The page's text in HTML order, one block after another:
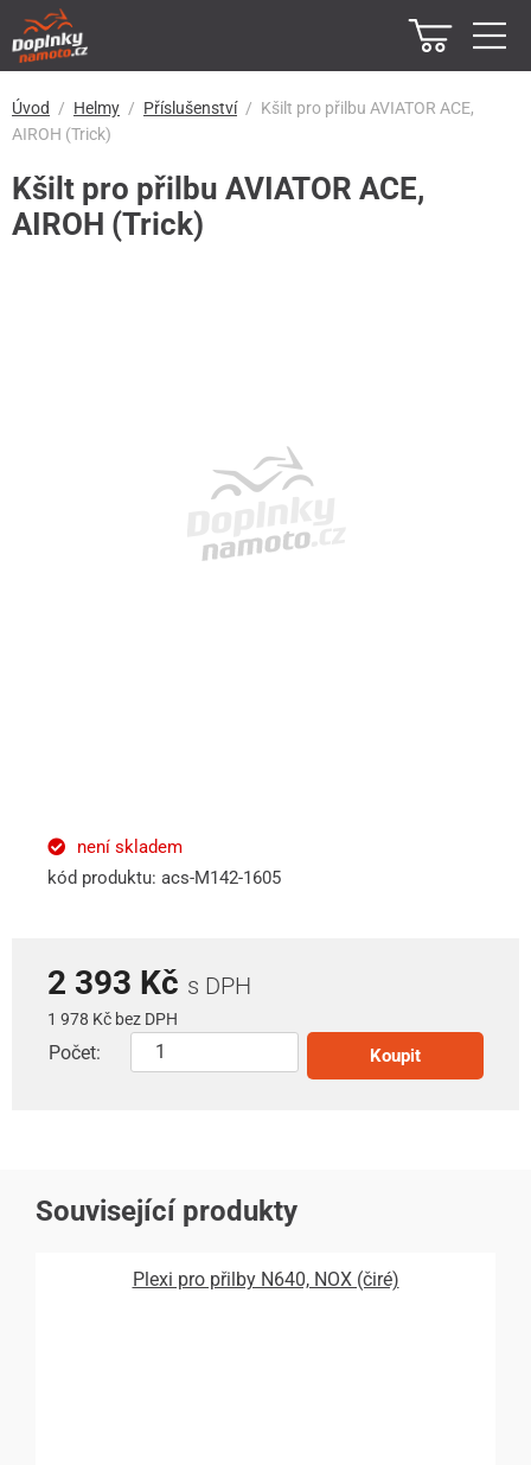
Úvod Helmy Příslušenství
Kšilt pro přilbu AVIATOR ACE,
AIROH (Trick)
Kšilt pro přilbu AVIATOR ACE,
AIROH (Trick)
není skladem
kód produktu: acs-M142-1605
2 393 Kč s DPH
1 978 Kč bez DPH
Počet: Koupit
Související produkty
Plexi pro přilby N640, NOX (čiré)